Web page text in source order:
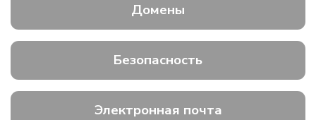
Домены
Безопасность
Электронная почта